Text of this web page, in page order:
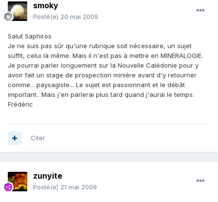
smoky
Posté(e) 20 mai 2009
Salut Saphiros
Je ne suis pas sûr qu'une rubrique soit nécessaire, un sujet
suffit, celui là même. Mais il n'est pas à mettre en MINERALOGIE.
Je pourrai parler longuement sur la Nouvelle Calédonie pour y
avoir fait un stage de prospection minière avant d'y retourner
comme... paysagiste... Le sujet est passionnant et le débât
important.. Mais j'en parlerai plus tard quand j'aurai le temps.
Frédéric
Citer
zunyite
Posté(e) 21 mai 2009